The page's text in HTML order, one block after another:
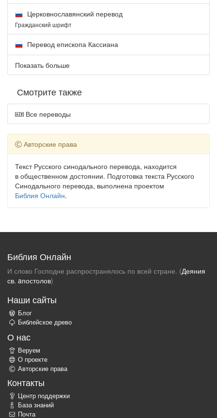
Церковнославянский перевод
Гражданский шрифт
Перевод епископа Кассиана
Показать больше
Смотрите также
Все переводы
Авторские права
Текст Русского синодального перевода, находится
в общественном достоянии. Подготовка текста Русского
Синодального перевода, выполнена проектом
Библия Онлайн.
Библия Онлайн
И слово Господне распространялось по всей стране. (Деяния
св. aпостолов)
Наши сайты
Блог
Библейское древо
О нас
Веруем
О проекте
Авторские права
Контакты
Центр поддержки
База знаний
Почта